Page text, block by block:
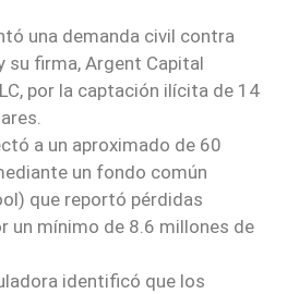
una demanda civil contra
su firma, Argent Capital
por la captación ilícita de 14
a un aproximado de 60
un fondo común
que reportó pérdidas
un mínimo de 8.6 millones de
identificó que los